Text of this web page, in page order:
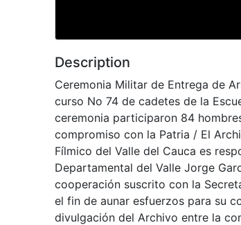
Description
Ceremonia Militar de Entrega de
curso No 74 de cadetes de la
ceremonia participaron 84
compromiso con la Patria / El
Fílmico del Valle del Cauca es
Departamental del Valle Jorge
cooperación suscrito con la
el fin de aunar esfuerzos para su
divulgación del Archivo entre la